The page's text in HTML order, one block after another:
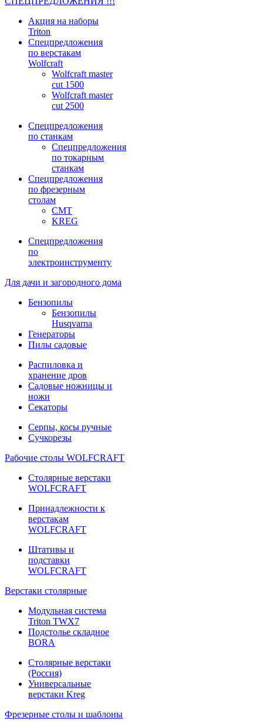
Акция на наборы
Triton
Спецпредложения
по верстакам
Wolfcraft
Wolfcraft master
cut 1500
Wolfcraft master
cut 2500
Спецпредложения
по станкам
Спецпредложения
по токарным
станкам
Спецпредложения
по фрезерным
столам
CMT
KREG
Спецпредложения
по
электроинструменту
Для дачи и загородного дома
Бензопилы
Бензопилы
Husqvarna
Генераторы
Пилы садовые
Распиловка и
хранение дров
Садовые ножницы и
ножи
Секаторы
Серпы, косы ручные
Сучкорезы
Рабочие столы WOLFCRAFT
Столярные верстаки
WOLFCRAFT
Принадлежности к
верстакам
WOLFCRAFT
Штативы и
подставки
WOLFCRAFT
Верстаки столярные
Модульная система
Triton TWX7
Подстолье складное
BORA
Столярные верстаки
(Россия)
Универсальные
верстаки Kreg
Фрезерные столы и шаблоны